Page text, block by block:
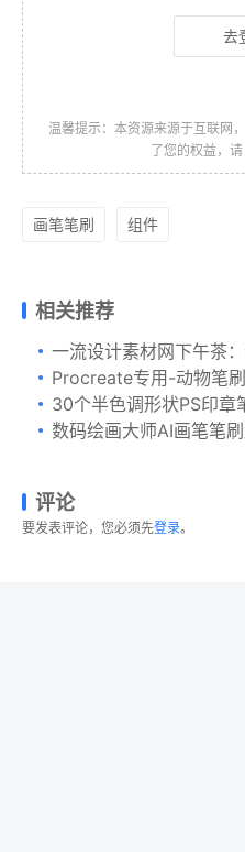
去
温馨提示：本资源来源于互联网
了您的权益，请
画笔笔刷 组件
相关推荐
一流设计素材网下午茶：新年
Procreate专用-动物笔
30个半色调形状PS印章笔刷 30
数码绘画大师AI画笔笔刷大合
评论
要发表评论，您必须先登录。